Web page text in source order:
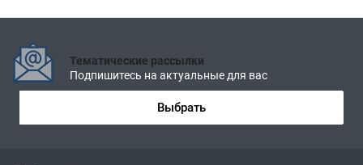
Тематические рассылки
Подпишитесь на актуальные для вас
Выбрать